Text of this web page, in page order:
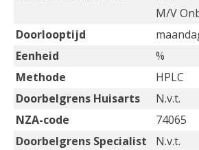
M/V
Doorlooptijd
Eenheid
%
Methode
HPLC
Doorbelgrens Huisarts
N.v.t.
NZA-code
74065
Doorbelgrens Specialist
N.v.t.